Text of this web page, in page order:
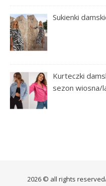
Sukienki
Kurteczki
sezon wiosna/
2026 © all rights